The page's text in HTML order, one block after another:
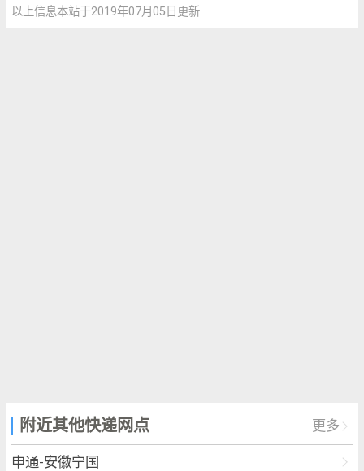
以上信息本站于2019年07月05日更新
附近其他快递网点 更多
申通-安徽宁国